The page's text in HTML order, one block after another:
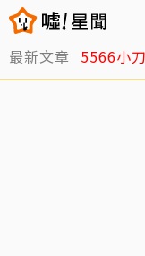
最新文章 5566小